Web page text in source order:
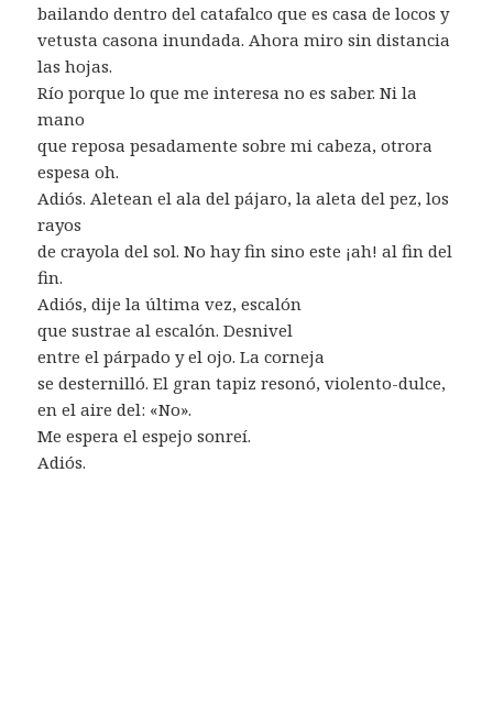
bailando dentro del catafalco que es casa de locos y
vetusta casona inundada. Ahora miro sin distancia
las hojas.
Río porque lo que me interesa no es saber. Ni la
mano
que reposa pesadamente sobre mi cabeza, otrora
espesa oh.
Adiós. Aletean el ala del pájaro, la aleta del pez, los
rayos
de crayola del sol. No hay fin sino este ¡ah! al fin del
fin.
Adiós, dije la última vez, escalón
que sustrae al escalón. Desnivel
entre el párpado y el ojo. La corneja
se desternilló. El gran tapiz resonó, violento-dulce,
en el aire del: «No».
Me espera el espejo sonreí.
Adiós.